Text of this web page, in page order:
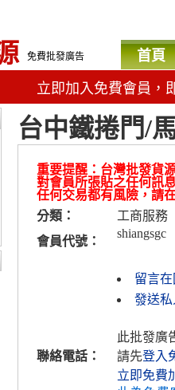
免費批發廣告 首頁
立即加入免費會員，
台中鐵捲門/
重要提醒：台灣批發貨
對會員所張貼之任何訊
任何交易都有風險，請
分類：
工商服務
會員代號：
shiangsgc
留言
發送私
聯絡電話：
此批發廣
請先登入
立即免費